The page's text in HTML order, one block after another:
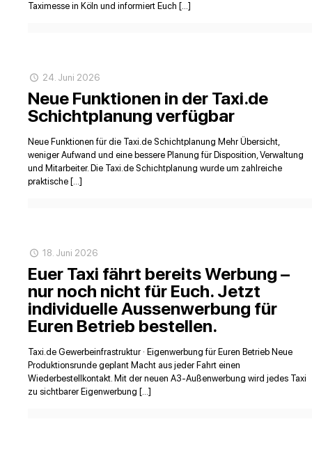
Taximesse in Köln und informiert Euch […]
24. Juni 2026
Neue Funktionen in der Taxi.de
Schichtplanung verfügbar
Neue Funktionen für die Taxi.de Schichtplanung Mehr Übersicht,
weniger Aufwand und eine bessere Planung für Disposition, Verwaltung
und Mitarbeiter. Die Taxi.de Schichtplanung wurde um zahlreiche
praktische […]
18. Juni 2026
Euer Taxi fährt bereits Werbung –
nur noch nicht für Euch. Jetzt
individuelle Aussenwerbung für
Euren Betrieb bestellen.
Taxi.de Gewerbeinfrastruktur · Eigenwerbung für Euren Betrieb Neue
Produktionsrunde geplant Macht aus jeder Fahrt einen
Wiederbestellkontakt. Mit der neuen A3-Außenwerbung wird jedes Taxi
zu sichtbarer Eigenwerbung […]